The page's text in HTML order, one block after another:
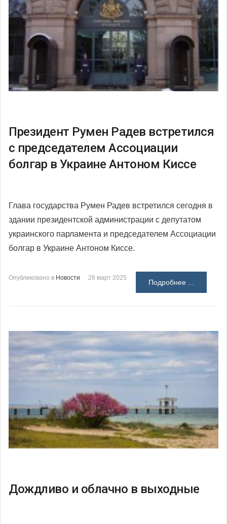
Президент Румен Радев встретился
с председателем Ассоциации
болгар в Украине Антоном Киссе
Глава государства Румен Радев встретился сегодня в
здании президентской администрации с депутатом
украинского парламента и председателем Ассоциации
болгар в Украине Антоном Киссе.
Опубликовано в Новости 28 март 2025
Подробнее ...
Дождливо и облачно в выходные